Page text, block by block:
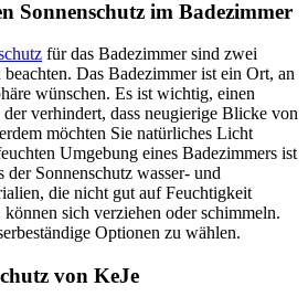
Sonnenschutz im Badezimmer
für das Badezimmer sind zwei
Das Badezimmer ist ein Ort, an
wünschen. Es ist wichtig, einen
verhindert, dass neugierige Blicke von
möchten Sie natürliches Licht
Umgebung eines Badezimmers ist
der Sonnenschutz wasser- und
die nicht gut auf Feuchtigkeit
sich verziehen oder schimmeln.
Optionen zu wählen.
von KeJe